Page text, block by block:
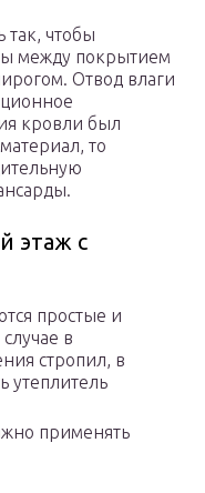
так, чтобы
между покрытием
Отвод влаги
кровли был
то
этаж с
простые и
в
стропил, в
утеплитель
применять